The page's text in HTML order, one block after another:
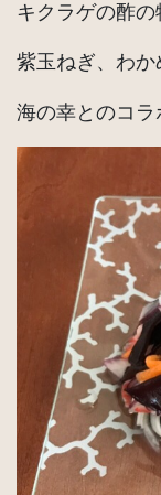
キクラゲの酢の
紫玉ねぎ、わ